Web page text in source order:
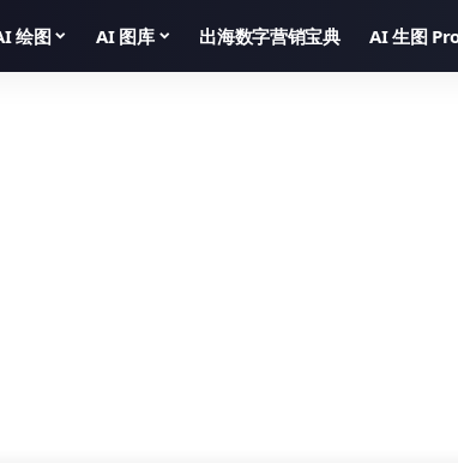
绘图 AI 图库 出海数字营销宝典 AI 生图